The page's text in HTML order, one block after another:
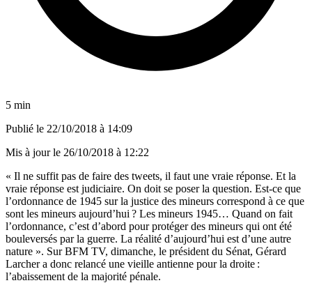
5 min
Publié le 22/10/2018 à 14:09
Mis à jour le 26/10/2018 à 12:22
« Il ne suffit pas de faire des tweets, il faut une vraie réponse. Et la
vraie réponse est judiciaire. On doit se poser la question. Est-ce que
l’ordonnance de 1945 sur la justice des mineurs correspond à ce que
sont les mineurs aujourd’hui ? Les mineurs 1945… Quand on fait
l’ordonnance, c’est d’abord pour protéger des mineurs qui ont été
bouleversés par la guerre. La réalité d’aujourd’hui est d’une autre
nature ». Sur BFM TV, dimanche, le président du Sénat, Gérard
Larcher a donc relancé une vieille antienne pour la droite :
l’abaissement de la majorité pénale.